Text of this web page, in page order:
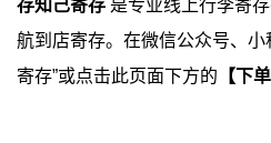
存知己寄存 是专业线上行李寄
航到店寄存。在微信公众号、
寄存”或点击此页面下方的 【下